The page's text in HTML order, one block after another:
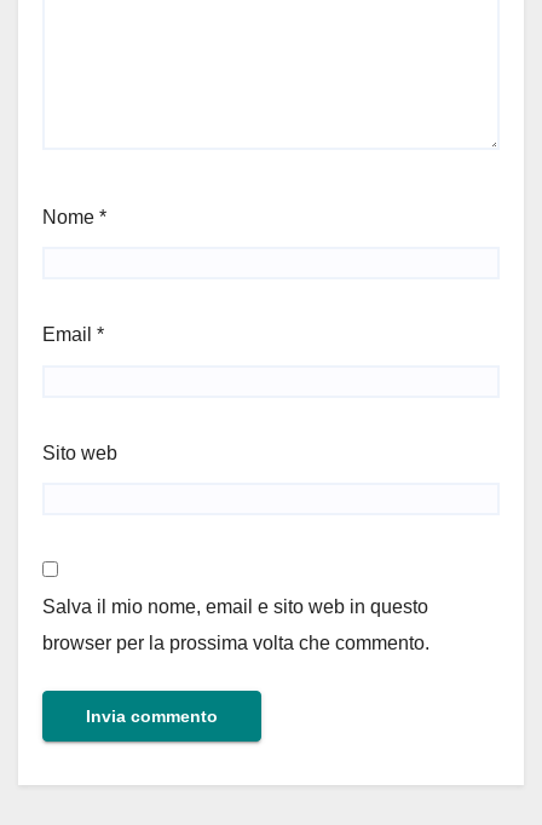
Nome *
Email *
Sito web
Salva il mio nome, email e sito web in questo
browser per la prossima volta che commento.